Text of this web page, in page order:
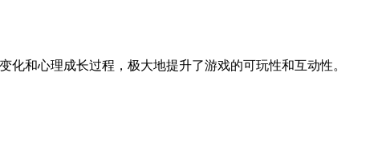
和心理成长过程，极大地提升了游戏的可玩性和互动性。